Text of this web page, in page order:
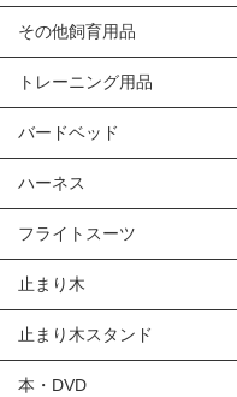
その他飼育用品
トレーニング用品
バードベッド
ハーネス
フライトスーツ
止まり木
止まり木スタンド
本・DVD